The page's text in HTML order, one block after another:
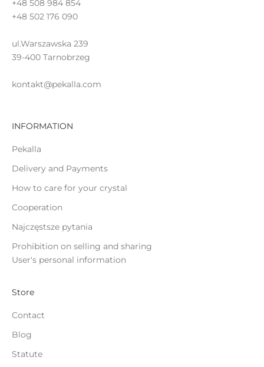
+48 508 984 854
+48 502 176 090
ul.Warszawska 239
39-400 Tarnobrzeg
kontakt@pekalla.com
INFORMATION
Pekalla
Delivery and Payments
How to care for your crystal
Cooperation
Najczęstsze pytania
Prohibition on selling and sharing
User's personal information
Store
Contact
Blog
Statute